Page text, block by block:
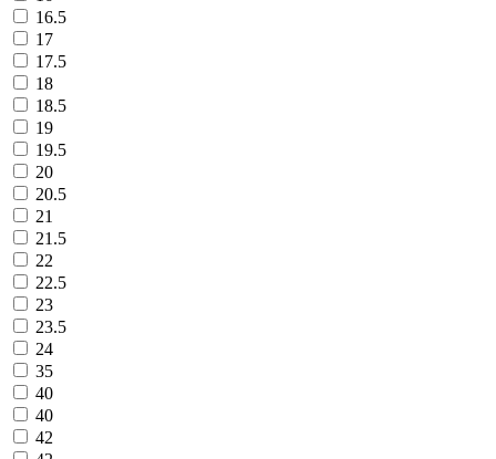
16.5
17
17.5
18
18.5
19
19.5
20
20.5
21
21.5
22
22.5
23
23.5
24
35
40
40
42